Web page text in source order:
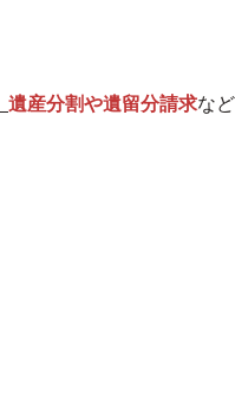
遺産分割や遺留分請求な